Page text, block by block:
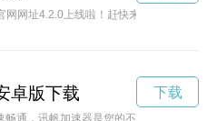
网网址4.2.0上线啦！赶快来体验最火爆的
卓版下载 下载